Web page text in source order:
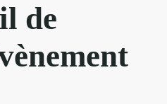
de